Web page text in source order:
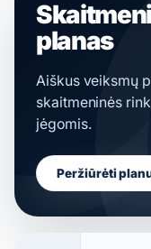
planas
Aiškus veiksmų
skaitmeninės
jėgomis.
Peržiūrėti